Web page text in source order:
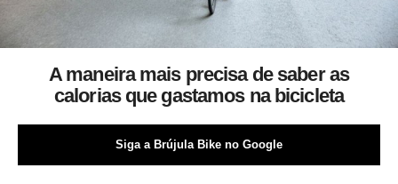
A maneira mais precisa de saber as
calorias que gastamos na bicicleta
Siga a Brújula Bike no Google